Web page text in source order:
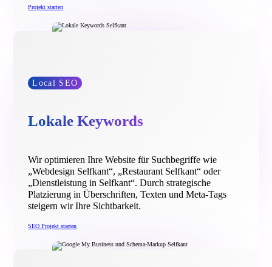
Projekt starten
Lokale Keywords
Local SEO
Wir optimieren Ihre Website für Suchbegriffe wie
„Webdesign Selfkant“, „Restaurant Selfkant“ oder
„Dienstleistung in Selfkant“. Durch strategische
Platzierung in Überschriften, Texten und Meta-Tags
steigern wir Ihre Sichtbarkeit.
SEO Projekt starten